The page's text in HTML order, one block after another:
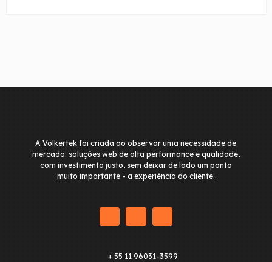
A Volkertek foi criada ao observar uma necessidade de
mercado: soluções web de alta performance e qualidade,
com investimento justo, sem deixar de lado um ponto
muito importante - a experiência do cliente.
+ 55 11 96031-3599